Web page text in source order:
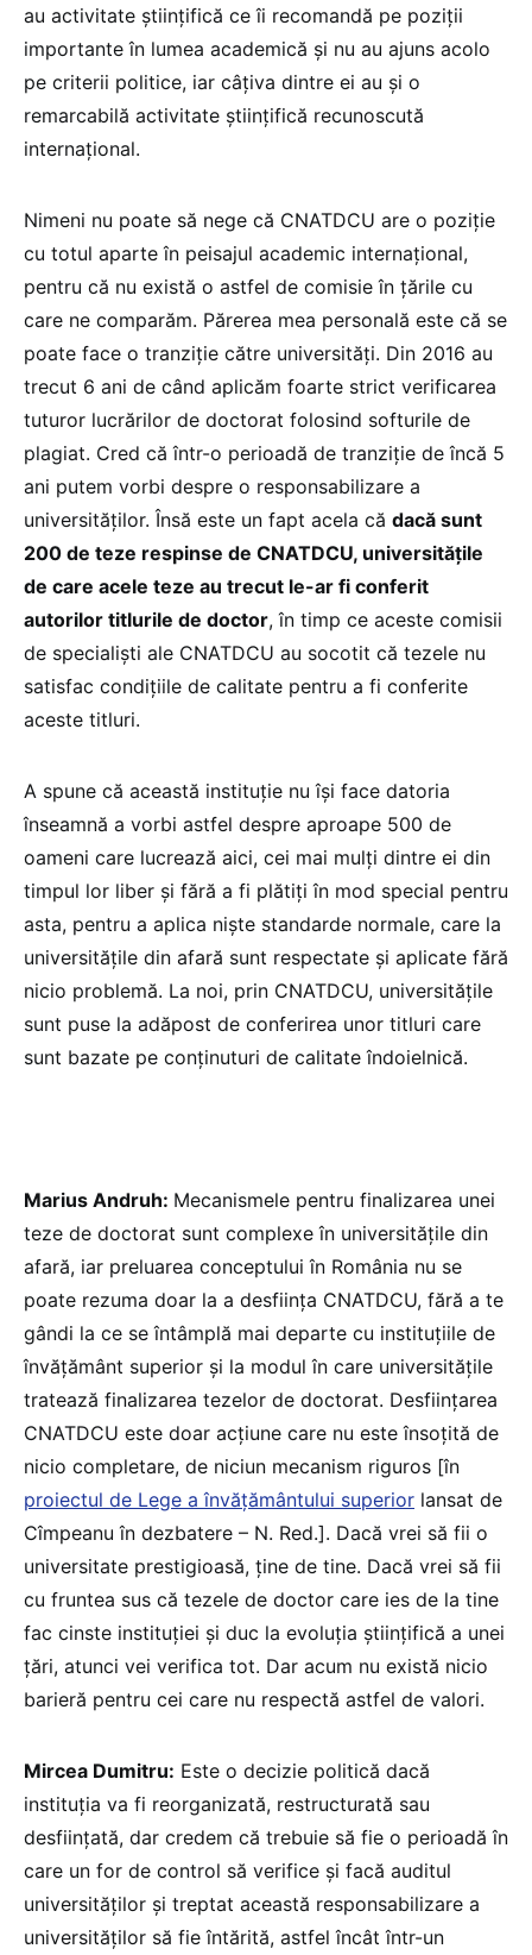
au activitate științifică ce îi recomandă pe poziții
importante în lumea academică și nu au ajuns acolo
pe criterii politice, iar câțiva dintre ei au și o
remarcabilă activitate științifică recunoscută
internațional.
Nimeni nu poate să nege că CNATDCU are o poziție
cu totul aparte în peisajul academic internațional,
pentru că nu există o astfel de comisie în țările cu
care ne comparăm. Părerea mea personală este că se
poate face o tranziție către universități. Din 2016 au
trecut 6 ani de când aplicăm foarte strict verificarea
tuturor lucrărilor de doctorat folosind softurile de
plagiat. Cred că într-o perioadă de tranziție de încă 5
ani putem vorbi despre o responsabilizare a
universităților. Însă este un fapt acela că dacă sunt
200 de teze respinse de CNATDCU, universitățile
de care acele teze au trecut le-ar fi conferit
autorilor titlurile de doctor, în timp ce aceste comisii
de specialiști ale CNATDCU au socotit că tezele nu
satisfac condițiile de calitate pentru a fi conferite
aceste titluri.
A spune că această instituție nu își face datoria
înseamnă a vorbi astfel despre aproape 500 de
oameni care lucrează aici, cei mai mulți dintre ei din
timpul lor liber și fără a fi plătiți în mod special pentru
asta, pentru a aplica niște standarde normale, care la
universitățile din afară sunt respectate și aplicate fără
nicio problemă. La noi, prin CNATDCU, universitățile
sunt puse la adăpost de conferirea unor titluri care
sunt bazate pe conținuturi de calitate îndoielnică.
Marius Andruh: Mecanismele pentru finalizarea unei
teze de doctorat sunt complexe în universitățile din
afară, iar preluarea conceptului în România nu se
poate rezuma doar la a desființa CNATDCU, fără a te
gândi la ce se întâmplă mai departe cu instituțiile de
învățământ superior și la modul în care universitățile
tratează finalizarea tezelor de doctorat. Desființarea
CNATDCU este doar acțiune care nu este însoțită de
nicio completare, de niciun mecanism riguros [în
proiectul de Lege a învățământului superior lansat de
Cîmpeanu în dezbatere – N. Red.]. Dacă vrei să fii o
universitate prestigioasă, ține de tine. Dacă vrei să fii
cu fruntea sus că tezele de doctor care ies de la tine
fac cinste instituției și duc la evoluția științifică a unei
țări, atunci vei verifica tot. Dar acum nu există nicio
barieră pentru cei care nu respectă astfel de valori.
Mircea Dumitru: Este o decizie politică dacă
instituția va fi reorganizată, restructurată sau
desființată, dar credem că trebuie să fie o perioadă în
care un for de control să verifice și facă auditul
universităților și treptat această responsabilizare a
universităților să fie întărită, astfel încât într-un